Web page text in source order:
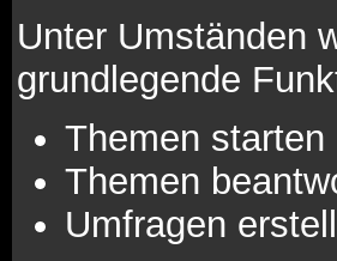
Unter Umständen
grundlegende
Themen starten
Themen
Umfragen